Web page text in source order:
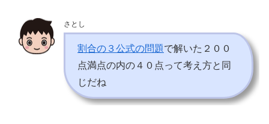
さとし
割合の３公式の問題で解いた２００
点満点の内の４０点って考え方と同
じだね